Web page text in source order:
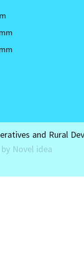
and Rural
Novel idea